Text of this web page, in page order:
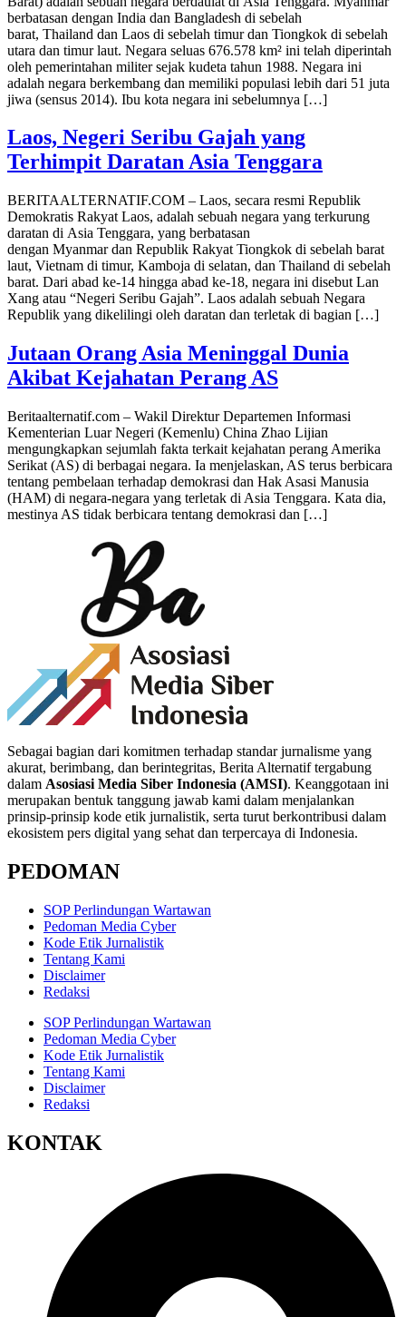
berbatasan dengan India dan Bangladesh di sebelah
barat, Thailand dan Laos di sebelah timur dan Tiongkok di sebelah
utara dan timur laut. Negara seluas 676.578 km² ini telah diperintah
oleh pemerintahan militer sejak kudeta tahun 1988. Negara ini
adalah negara berkembang dan memiliki populasi lebih dari 51 juta
jiwa (sensus 2014). Ibu kota negara ini sebelumnya […]
Laos, Negeri Seribu Gajah yang
Terhimpit Daratan Asia Tenggara
BERITAALTERNATIF.COM – Laos, secara resmi Republik
Demokratis Rakyat Laos, adalah sebuah negara yang terkurung
daratan di Asia Tenggara, yang berbatasan
dengan Myanmar dan Republik Rakyat Tiongkok di sebelah barat
laut, Vietnam di timur, Kamboja di selatan, dan Thailand di sebelah
barat. Dari abad ke-14 hingga abad ke-18, negara ini disebut Lan
Xang atau “Negeri Seribu Gajah”. Laos adalah sebuah Negara
Republik yang dikelilingi oleh daratan dan terletak di bagian […]
Jutaan Orang Asia Meninggal Dunia
Akibat Kejahatan Perang AS
Beritaalternatif.com – Wakil Direktur Departemen Informasi
Kementerian Luar Negeri (Kemenlu) China Zhao Lijian
mengungkapkan sejumlah fakta terkait kejahatan perang Amerika
Serikat (AS) di berbagai negara. Ia menjelaskan, AS terus berbicara
tentang pembelaan terhadap demokrasi dan Hak Asasi Manusia
(HAM) di negara-negara yang terletak di Asia Tenggara. Kata dia,
mestinya AS tidak berbicara tentang demokrasi dan […]
Sebagai bagian dari komitmen terhadap standar jurnalisme yang
akurat, berimbang, dan berintegritas, Berita Alternatif tergabung
dalam Asosiasi Media Siber Indonesia (AMSI). Keanggotaan ini
merupakan bentuk tanggung jawab kami dalam menjalankan
prinsip-prinsip kode etik jurnalistik, serta turut berkontribusi dalam
ekosistem pers digital yang sehat dan terpercaya di Indonesia.
PEDOMAN
SOP Perlindungan Wartawan
Pedoman Media Cyber
Kode Etik Jurnalistik
Tentang Kami
Disclaimer
Redaksi
SOP Perlindungan Wartawan
Pedoman Media Cyber
Kode Etik Jurnalistik
Tentang Kami
Disclaimer
Redaksi
KONTAK